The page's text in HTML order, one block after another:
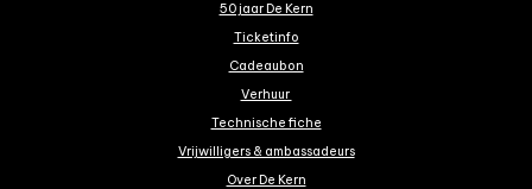
50 jaar De Kern
Ticketinfo
Cadeaubon
Verhuur
Technische fiche
Vrijwilligers & ambassadeurs
Over De Kern